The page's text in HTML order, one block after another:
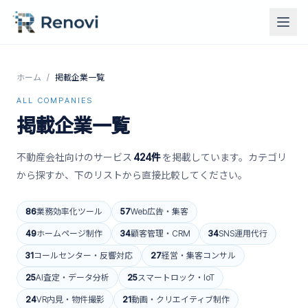
ホーム / 掲載企業一覧
ALL COMPANIES
掲載企業一覧
不動産会社向けのサービス 424件を掲載しています。カテゴリ
から探すか、下のリストから直接比較してください。
86業務効率化ツール 57Web広告・集客
49ホームページ制作 34顧客管理・CRM 34SNS運用代行
31コールセンター・反響対応 27経営・集客コンサル
25AI査定・データ分析 25スマートロック・IoT
24VR内見・物件撮影 21動画・クリエイティブ制作